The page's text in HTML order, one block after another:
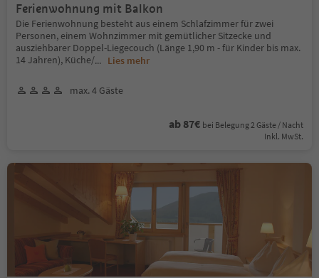
Ferienwohnung mit Balkon
Die Ferienwohnung besteht aus einem Schlafzimmer für zwei
Personen, einem Wohnzimmer mit gemütlicher Sitzecke und
ausziehbarer Doppel-Liegecouch (Länge 1,90 m - für Kinder bis max.
14 Jahren), Küche/... Lies mehr
max. 4 Gäste
ab 87€ bei Belegung 2 Gäste / Nacht
Inkl. MwSt.